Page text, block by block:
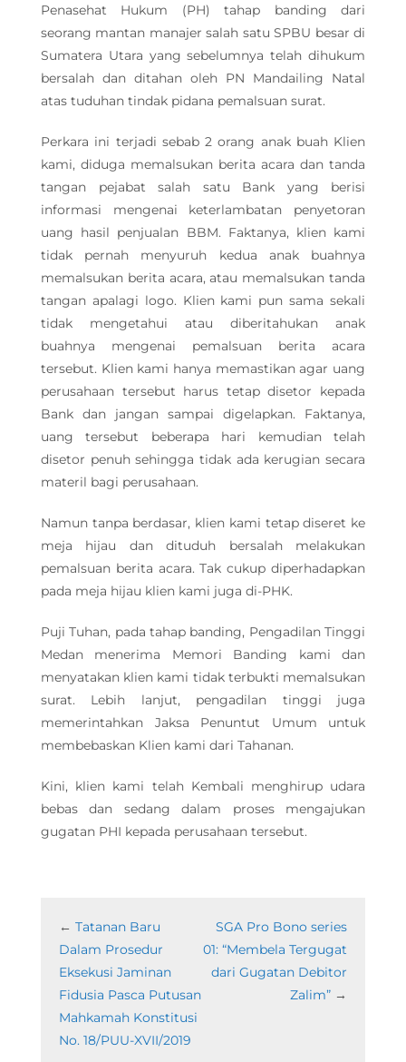
Penasehat Hukum (PH) tahap banding dari
seorang mantan manajer salah satu SPBU besar di
Sumatera Utara yang sebelumnya telah dihukum
bersalah dan ditahan oleh PN Mandailing Natal
atas tuduhan tindak pidana pemalsuan surat.
Perkara ini terjadi sebab 2 orang anak buah Klien
kami, diduga memalsukan berita acara dan tanda
tangan pejabat salah satu Bank yang berisi
informasi mengenai keterlambatan penyetoran
uang hasil penjualan BBM. Faktanya, klien kami
tidak pernah menyuruh kedua anak buahnya
memalsukan berita acara, atau memalsukan tanda
tangan apalagi logo. Klien kami pun sama sekali
tidak mengetahui atau diberitahukan anak
buahnya mengenai pemalsuan berita acara
tersebut. Klien kami hanya memastikan agar uang
perusahaan tersebut harus tetap disetor kepada
Bank dan jangan sampai digelapkan. Faktanya,
uang tersebut beberapa hari kemudian telah
disetor penuh sehingga tidak ada kerugian secara
materil bagi perusahaan.
Namun tanpa berdasar, klien kami tetap diseret ke
meja hijau dan dituduh bersalah melakukan
pemalsuan berita acara. Tak cukup diperhadapkan
pada meja hijau klien kami juga di-PHK.
Puji Tuhan, pada tahap banding, Pengadilan Tinggi
Medan menerima Memori Banding kami dan
menyatakan klien kami tidak terbukti memalsukan
surat. Lebih lanjut, pengadilan tinggi juga
memerintahkan Jaksa Penuntut Umum untuk
membebaskan Klien kami dari Tahanan.
Kini, klien kami telah Kembali menghirup udara
bebas dan sedang dalam proses mengajukan
gugatan PHI kepada perusahaan tersebut.
← Tatanan Baru
Dalam Prosedur
Eksekusi Jaminan
Fidusia Pasca Putusan
Mahkamah Konstitusi
No. 18/PUU-XVII/2019
SGA Pro Bono series
01: “Membela Tergugat
dari Gugatan Debitor
Zalim” →